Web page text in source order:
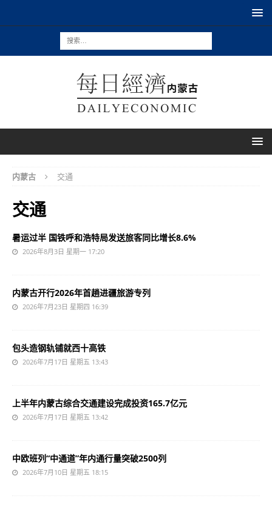
内蒙古 交通
交通
暑运过半 国铁呼和浩特局发送旅客同比增长8.6%
2026年8月3日 星期一 17:20
内蒙古开行2026年首趟进疆旅游专列
2026年7月23日 星期四 16:39
包头造钢轨铺就西十高铁
2026年7月17日 星期五 13:43
上半年内蒙古综合交通建设完成投资165.7亿元
2026年7月17日 星期五 13:42
中欧班列“中通道”年内通行量突破2500列
2026年7月10日 星期五 18:15